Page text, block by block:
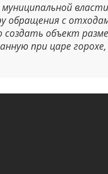
обращения с
создать объект
при царе